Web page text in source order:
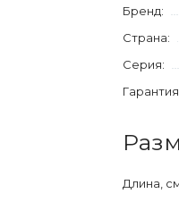
Бренд:
Страна:
Серия:
Длина,